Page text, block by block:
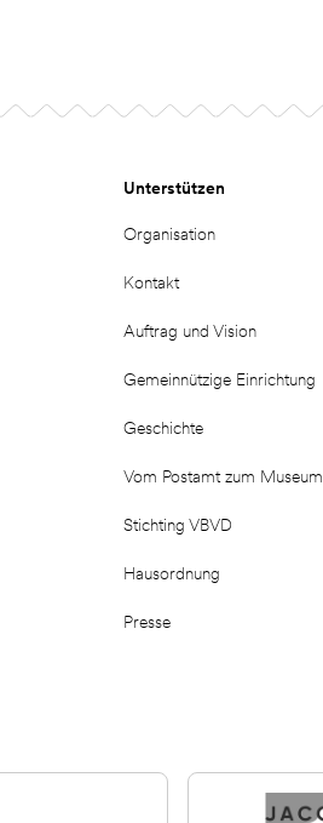
Unterstützen
Organisation
Kontakt
Auftrag und Vision
Gemeinnützige Einrichtung
Geschichte
Vom Postamt zum Museum
Stichting VBVD
Hausordnung
Presse